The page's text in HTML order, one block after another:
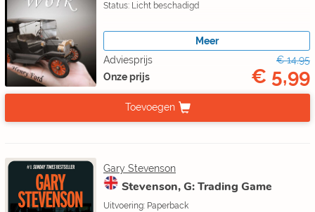
Status: Licht beschadigd
Meer
Adviesprijs
€ 14,95
Onze prijs
€ 5,99
Toevoegen
Gary Stevenson
Stevenson, G: Trading Game
Uitvoering: Paperback